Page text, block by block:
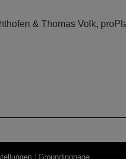
& Thomas Volk,
| Groundingpage